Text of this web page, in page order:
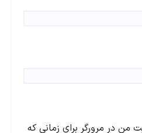
من در مرورگر برای زمانی که